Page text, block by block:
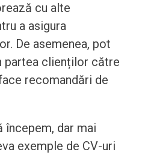
cu alte
a asigura
De asemenea, pot
partea clienților către
recomandări de
începem, dar mai
exemple de CV-uri